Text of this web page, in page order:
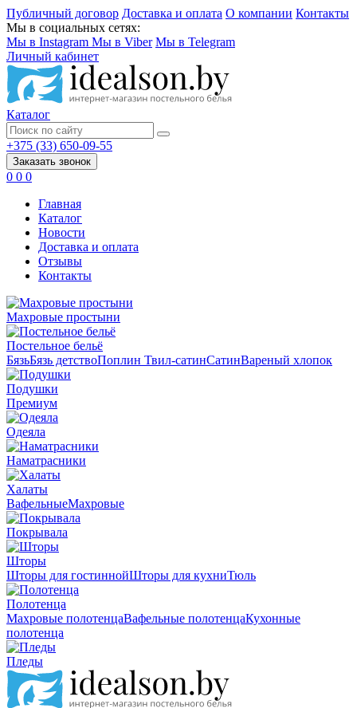
Публичный договор Доставка и оплата О компании Контакты
Мы в социальных сетях:
Мы в Instagram Мы в Viber Мы в Telegram
Личный кабинет
Каталог
+375 (33) 650-09-55
Заказать звонок
0 0 0
Главная
Каталог
Новости
Доставка и оплата
Отзывы
Контакты
Махровые простыни
Постельное бельё
БязьБязь детствоПоплин Твил-сатинСатинВареный хлопок
Подушки
Премиум
Одеяла
Наматрасники
Халаты
ВафельныеМахровые
Покрывала
Шторы
Шторы для гостиннойШторы для кухниТюль
Полотенца
Махровые полотенцаВафельные полотенцаКухонные
полотенца
Пледы